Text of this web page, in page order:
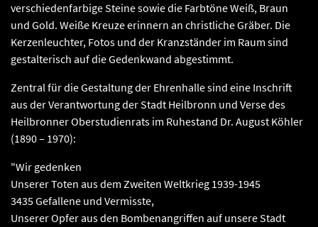
verschiedenfarbige Steine sowie die Farbtöne Weiß, Braun
und Gold. Weiße Kreuze erinnern an christliche Gräber. Die
Kerzenleuchter, Fotos und der Kranzständer im Raum sind
gestalterisch auf die Gedenkwand abgestimmt.
Zentral für die Gestaltung der Ehrenhalle sind eine Inschrift
aus der Verantwortung der Stadt Heilbronn und Verse des
Heilbronner Oberstudienrats im Ruhestand Dr. August Köhler
(1890 – 1970):
"Wir gedenken
Unserer Toten aus dem Zweiten Weltkrieg 1939-1945
3435 Gefallene und Vermisste,
Unserer Opfer aus den Bombenangriffen auf unsere Stadt